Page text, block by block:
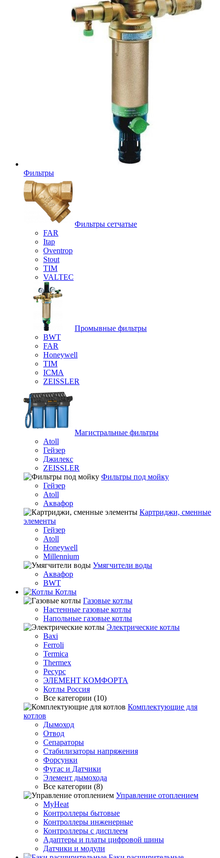
Фильтры
Фильтры сетчатые
FAR
Itap
Oventrop
Stout
TIM
VALTEC
Промывные фильтры
BWT
FAR
Honeywell
TIM
ICMA
ZEISSLER
Магистральные фильтры
Atoll
Гейзер
Джилекс
ZEISSLER
Фильтры под мойку
Гейзер
Atoll
Аквафор
Картриджи, сменные
элементы
Гейзер
Atoll
Honeywell
Millennium
Умягчители воды
Аквафор
BWT
Котлы
Гaзовые котлы
Настенные газовые котлы
Напольные газовые котлы
Электрические котлы
Baxi
Ferroli
Termica
Thermex
Ресурс
ЭЛЕМЕНТ КОМФОРТА
Котлы Россия
Все категории (10)
Комплектующие для
котлов
Дымоход
Отвод
Сепараторы
Стабилизаторы напряжения
Форсунки
Фугас и Датчики
Элемент дымохода
Все категории (8)
Управление отоплением
MyHeat
Контроллеры бытовые
Контроллеры инженерные
Контроллеры с дисплеем
Адаптеры и платы цифровой шины
Датчики и модули